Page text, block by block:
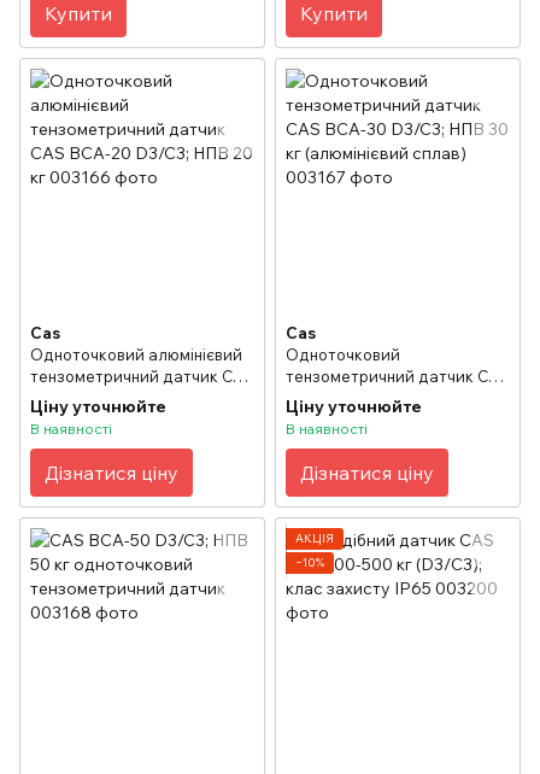
Купити Купити
Cas
Одноточковий алюмінієвий
тензометричний датчик CAS
BCA-20 D3/C3; НПВ 20 кг
Ціну уточнюйте
В наявності
Дізнатися ціну
Cas
Одноточковий
тензометричний датчик CAS
BCA-30 D3/C3; НПВ 30 кг
(алюмінієвий сплав)
Ціну уточнюйте
В наявності
Дізнатися ціну
АКЦІЯ
−10%